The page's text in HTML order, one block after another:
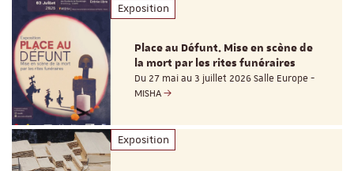
Exposition
Place au Défunt. Mise en scène de
la mort par les rites funéraires
Du 27 mai au 3 juillet 2026 Salle Europe -
MISHA
Exposition